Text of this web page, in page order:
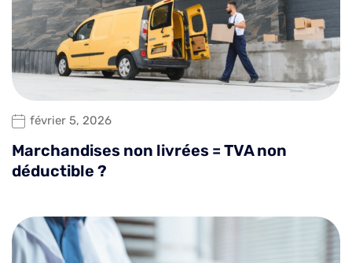
février 5, 2026
Marchandises non livrées = TVA non
déductible ?